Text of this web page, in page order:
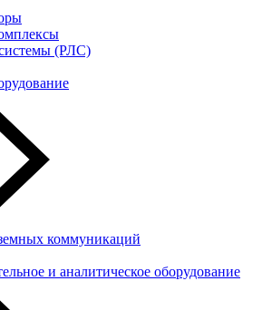
(РЛС)
коммуникаций
и аналитическое оборудование